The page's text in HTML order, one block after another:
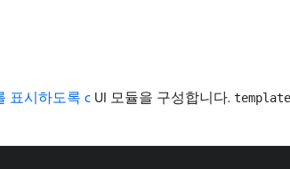
표시하도록 c UI 모듈을 구성합니다. template